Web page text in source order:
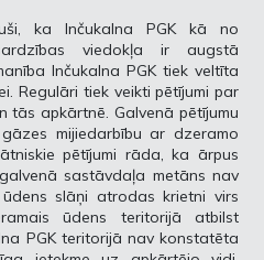
ka Inčukalna PGK kā no
viedokļa ir augstā
Inčukalna PGK tiek veltīta
Regulāri tiek veikti pētījumi par
tās apkārtnē. Galvenā pētījumu
mijiedarbību ar dzeramo
pētījumi rāda, ka ārpus
sastāvdaļa metāns nav
slāņi atrodas krietni virs
ūdens teritorijā atbilst
PGK teritorijā nav konstatēta